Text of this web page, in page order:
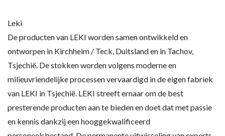
Leki
De producten van LEKI worden samen ontwikkeld en
ontworpen in Kirchheim / Teck, Duitsland en in Tachov,
Tsjechië. De stokken worden volgens moderne en
milieuvriendelijke processen vervaardigd in de eigen fabriek
van LEKI in Tsjechië. LEKI streeft ernaar om de best
presterende producten aan te bieden en doet dat met passie
en kennis dankzij een hooggekwalificeerd